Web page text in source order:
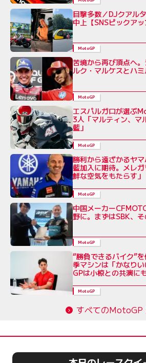
目撃多数／DJクアル
中上【SNSピックア
MotoGP
苦境から再び頂点へ
ルク・マルケスとハ
MotoGP
エスパルガロが選ぶ
3人「マルティン、マ
藍」
MotoGP
勝利から遠ざかるヤ
藍加入に期待。メレ
鮮な空気をもたらす」
MotoGP
中国メーカー
野に。まずはSBK、
MotoGP
“勝負できるバイク”
季マシンは「かなり
GPは小椋との共演に
MotoGP
すべてのMotoGP